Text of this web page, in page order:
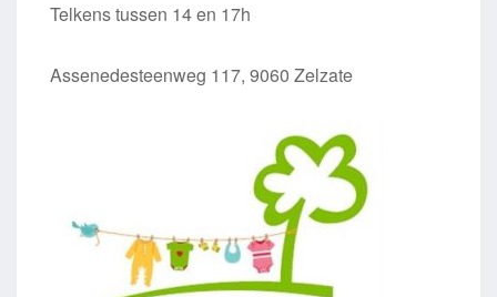
Telkens tussen 14 en 17h
Assenedesteenweg 117, 9060 Zelzate